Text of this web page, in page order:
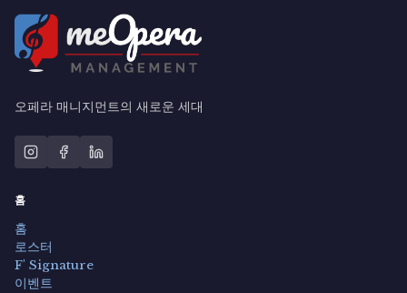
오페라 매니지먼트의 새로운 세대
홈
홈
로스터
F' Signature
이벤트